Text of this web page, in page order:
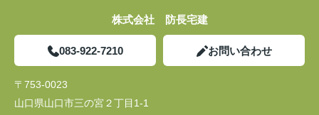
株式会社 防長宅建
083-922-7210 お問い合わせ
〒753-0023
山口県山口市三の宮２丁目1-1